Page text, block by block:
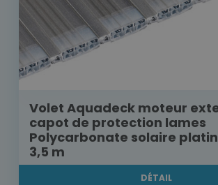
Volet Aquadeck moteur
capot de protection lames
Polycarbonate solaire
3,5 m
DÉTAIL